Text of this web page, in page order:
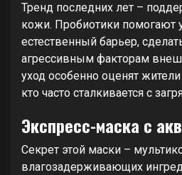
Тренд последних лет –
кожи. Пробиотики помогают
естественный барьер,
агрессивным факторам
уход особенно оценят
кто часто сталкивается с
Экспресс-маска с
Секрет этой маски –
влагозадерживающих